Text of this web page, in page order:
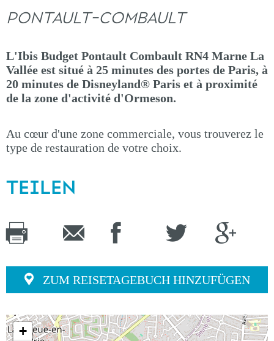
PONTAULT-COMBAULT
L'Ibis Budget Pontault Combault RN4 Marne La
Vallée est situé à 25 minutes des portes de Paris, à
20 minutes de Disneyland® Paris et à proximité
de la zone d'activité d'Ormeson.
Au cœur d'une zone commerciale, vous trouverez le
type de restauration de votre choix.
TEILEN
ZUM REISETAGEBUCH HINZUFÜGEN
+